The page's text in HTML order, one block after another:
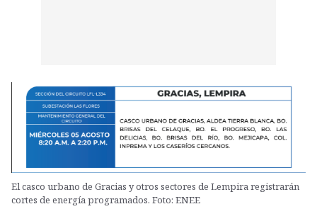
El casco urbano de Gracias y otros sectores de Lempira registrarán
cortes de energía programados. Foto: ENEE